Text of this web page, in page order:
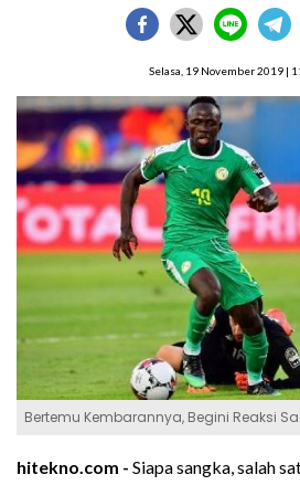
Selasa, 19 November 2019 |
Bertemu Kembarannya, Begini Reaksi
hitekno.com - Siapa sangka, salah